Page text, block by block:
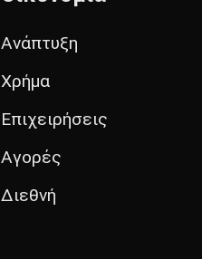
Ανάπτυξη
Χρήμα
Επιχειρήσεις
Αγορές
Διεθνή